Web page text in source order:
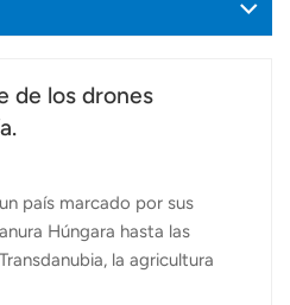
de los drones
país marcado por sus
Húngara hasta las
la agricultura